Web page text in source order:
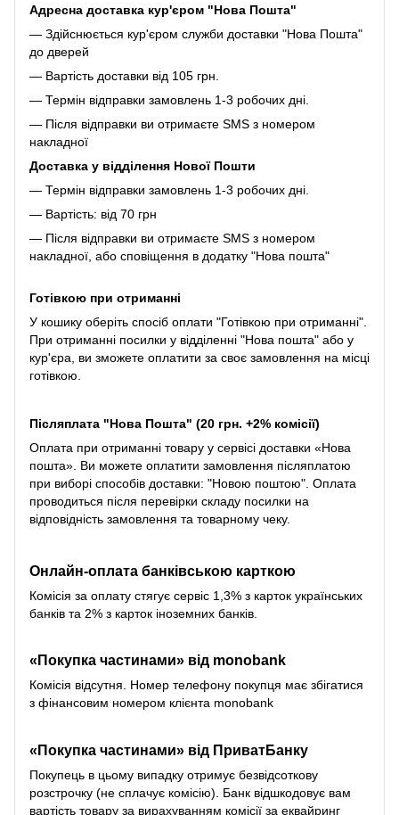
Адресна доставка кур'єром "Нова Пошта"
— Здійснюється кур'єром служби доставки "Нова Пошта"
до дверей
— Вартість доставки від 105 грн.
— Термін відправки замовлень 1-3 робочих дні.
— Після відправки ви отримаєте SMS з номером
накладної
Доставка у відділення Нової Пошти
— Термін відправки замовлень 1-3 робочих дні.
— Вартість: від 70 грн
— Після відправки ви отримаєте SMS з номером
накладної, або сповіщення в додатку "Нова пошта"
Готівкою при отриманні
У кошику оберіть спосіб оплати "Готівкою при отриманні".
При отриманні посилки у відділенні "Нова пошта" або у
кур'єра, ви зможете оплатити за своє замовлення на місці
готівкою.
Післяплата "Нова Пошта" (20 грн. +2% комісії)
Оплата при отриманні товару у сервісі доставки «Нова
пошта». Ви можете оплатити замовлення післяплатою
при виборі способів доставки: "Новою поштою". Оплата
проводиться після перевірки складу посилки на
відповідність замовлення та товарному чеку.
Онлайн-оплата банківською карткою
Комісія за оплату стягує сервіс 1,3% з карток українських
банків та 2% з карток іноземних банків.
«Покупка частинами» від monobank
Комісія відсутня. Номер телефону покупця має збігатися
з фінансовим номером клієнта monobank
«Покупка частинами» від ПриватБанку
Покупець в цьому випадку отримує безвідсоткову
розстрочку (не сплачує комісію). Банк відшкодовує вам
вартість товару за вирахуванням комісії за еквайринг